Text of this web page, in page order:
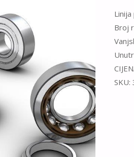
Linija
Broj
SKU: